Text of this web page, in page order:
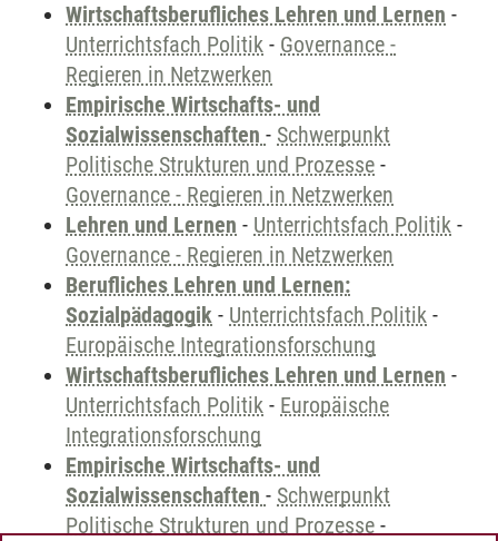
Wirtschaftsberufliches Lehren und Lernen -
Unterrichtsfach Politik - Governance -
Regieren in Netzwerken
Empirische Wirtschafts- und
Sozialwissenschaften - Schwerpunkt
Politische Strukturen und Prozesse -
Governance - Regieren in Netzwerken
Lehren und Lernen - Unterrichtsfach Politik -
Governance - Regieren in Netzwerken
Berufliches Lehren und Lernen:
Sozialpädagogik - Unterrichtsfach Politik -
Europäische Integrationsforschung
Wirtschaftsberufliches Lehren und Lernen -
Unterrichtsfach Politik - Europäische
Integrationsforschung
Empirische Wirtschafts- und
Sozialwissenschaften - Schwerpunkt
Politische Strukturen und Prozesse -